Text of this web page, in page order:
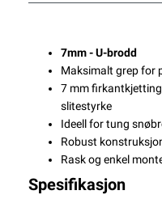
7mm - U-brodd
Maksimalt grep for
7 mm
slitestyrke
Ideell for tung
Robust
Rask og enkel
Spesifikasjon